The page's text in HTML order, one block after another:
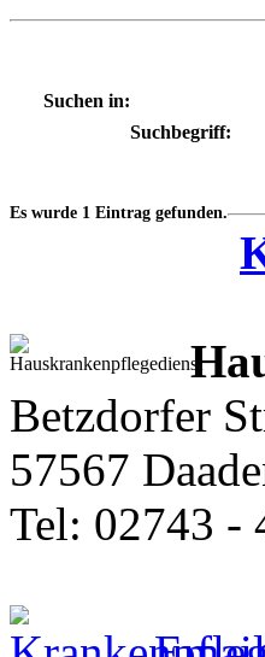
Suchen in:
Suchbegriff:
Es wurde 1 Eintrag gefunden.
Betzdorfer
57567
Tel: 02743 -